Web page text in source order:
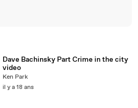
Dave Bachinsky Part Crime in the city
video
Ken Park
il y a 18 ans